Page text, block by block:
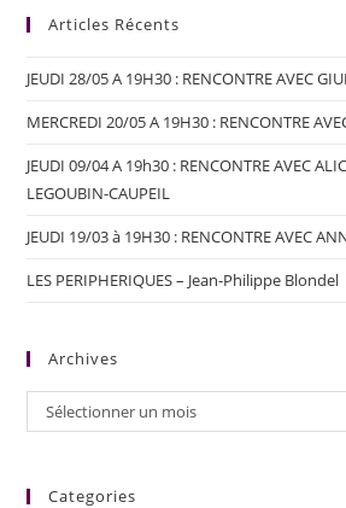
Articles Récents
JEUDI 28/05 A 19H30 : RENCONTRE AVEC
MERCREDI 20/05 A 19H30 : RENCONTRE
JEUDI 09/04 A 19h30 : RENCONTRE AVEC
LEGOUBIN-CAUPEIL
JEUDI 19/03 à 19H30 : RENCONTRE AVEC
LES PERIPHERIQUES – Jean-Philippe Blondel
Archives
Sélectionner un mois
Categories